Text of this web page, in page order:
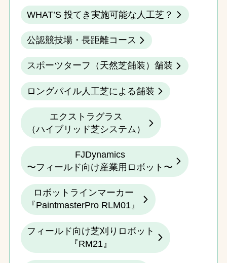
WHAT’S 投てき実施可能な人工芝？
公認競技場・長距離コース
スポーツターフ（天然芝舗装）舗装
ロングパイル人工芝による舗装
エクストラグラス
（ハイブリッド芝システム）
FJDynamics
〜フィールド向け産業用ロボット〜
ロボットラインマーカー
『PaintmasterPro RLM01』
フィールド向け芝刈りロボット
『RM21』